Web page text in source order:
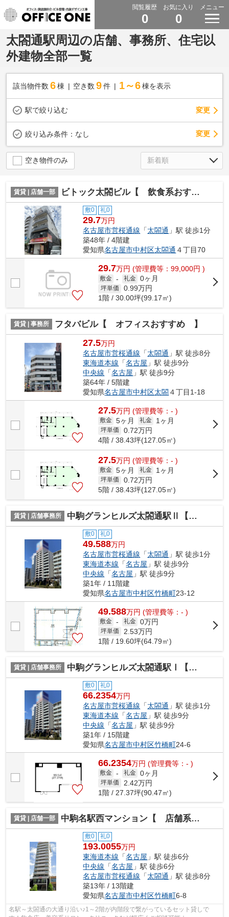
閲覧履歴
0
お気に入り
0
メニュー
太閤通駅周辺の店舗、事務所、住宅以
外建物全部一覧
該当物件数 6棟 空き数 9 件 1～6 棟を表示
駅で絞り込む 変更
絞り込み条件： なし 変更
空き物件のみ
賃貸 | 店舗一部 ビトック太閤ビル【 飲食系おすすめ 】
敷0 礼0
29.7万円
名古屋市営桜通線 「太閤通 」駅 徒歩1分
築48年 / 4階建
愛知県名古屋市中村区太閤通 ４丁目70
29.7万円 (管理費等：99,000円 )
敷金 - 礼金 0ヶ月
坪単価 0.99万円
1階 / 30.00坪(99.17㎡)
賃貸 | 事務所 フタバビル【 オフィスおすすめ 】
27.5万円
名古屋市営桜通線 「太閤通 」駅 徒歩8分
東海道本線 「名古屋 」駅 徒歩9分
中央線 「名古屋 」駅 徒歩9分
築64年 / 5階建
愛知県名古屋市中村区太閤 ４丁目1-18
27.5万円 (管理費等：- )
敷金 5ヶ月 礼金 1ヶ月
坪単価 0.72万円
4階 / 38.43坪(127.05㎡)
27.5万円 (管理費等：- )
敷金 5ヶ月 礼金 1ヶ月
坪単価 0.72万円
5階 / 38.43坪(127.05㎡)
賃貸 | 店舗事務所 中駒グランヒルズ太閤通駅Ⅱ【 名古屋の貸事務所・貸オフィス 】
敷0 礼0
49.588万円
名古屋市営桜通線 「太閤通 」駅 徒歩1分
東海道本線 「名古屋 」駅 徒歩9分
中央線 「名古屋 」駅 徒歩9分
築1年 / 11階建
愛知県名古屋市中村区竹橋町23‐12
49.588万円 (管理費等：- )
敷金 - 礼金 0万円
坪単価 2.53万円
1階 / 19.60坪(64.79㎡)
賃貸 | 店舗事務所 中駒グランヒルズ太閤通駅Ⅰ【 名古屋の貸事務所・貸オフィス 】
敷0 礼0
66.2354万円
名古屋市営桜通線 「太閤通 」駅 徒歩1分
東海道本線 「名古屋 」駅 徒歩9分
中央線 「名古屋 」駅 徒歩9分
築1年 / 15階建
愛知県名古屋市中村区竹橋町24‐6
66.2354万円 (管理費等：- )
敷金 - 礼金 0ヶ月
坪単価 2.42万円
1階 / 27.37坪(90.47㎡)
賃貸 | 店舗一部 中駒名駅西マンション【 店舗系おすすめ 】
敷0 礼0
193.0055万円
東海道本線 「名古屋 」駅 徒歩6分
中央線 「名古屋 」駅 徒歩6分
名古屋市営桜通線 「太閤通 」駅 徒歩8分
築13年 / 13階建
愛知県名古屋市中村区竹橋町6-8
名駅～太閤通の大通り沿い♪1～2階が内階段で繋がっているセット貸しで